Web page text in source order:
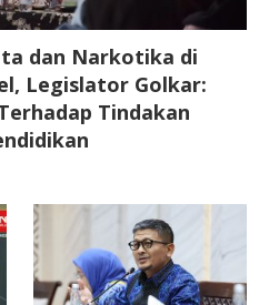
dan Narkotika di
Legislator Golkar:
Tindakan